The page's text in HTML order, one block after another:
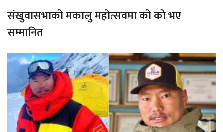
संखुवासभाको मकालु महोत्सवमा को को भए
सम्मानित